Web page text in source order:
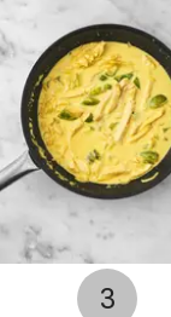
3